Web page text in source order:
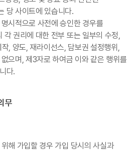
당 사이트에 있습니다.
시적으로 사전에 승인한 경우를
권리에 대한 전부 또는 일부의 수정,
, 양도, 재라이선스, 담보권 설정행위,
으며, 제3자로 하여금 이와 같은 행위를
다.
무
해 가입할 경우 가입 당시의 사실과